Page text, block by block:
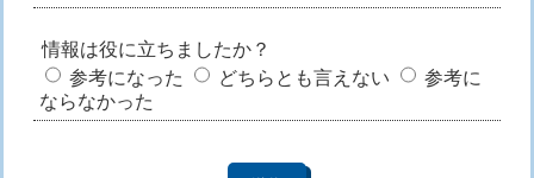
情報は役に立ちましたか？
参考になった
どちらとも言えない
参考に
ならなかった